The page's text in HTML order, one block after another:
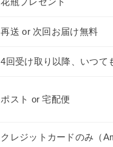
再送 or 次回お届け無料
4回受け取り以降、いつて
ポスト or 宅配便
クレジットカードのみ（